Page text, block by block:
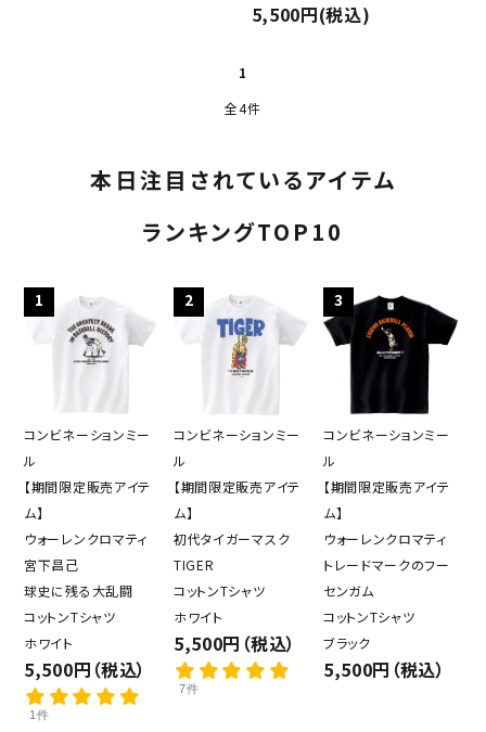
5,500円(税込)
1
全4件
本日注目されているアイテム
ランキングTOP10
1
コンビネーションミー
ル
【期間限定販売アイテ
ム】
ウォーレンクロマティ
宮下昌己
球史に残る大乱闘
コットンTシャツ
ホワイト
5,500円（税込）
1件
2
コンビネーションミー
ル
【期間限定販売アイテ
ム】
初代タイガーマスク
TIGER
コットンTシャツ
ホワイト
5,500円（税込）
7件
3
コンビネーションミー
ル
【期間限定販売アイテ
ム】
ウォーレンクロマティ
トレードマークのフー
センガム
コットンTシャツ
ブラック
5,500円（税込）